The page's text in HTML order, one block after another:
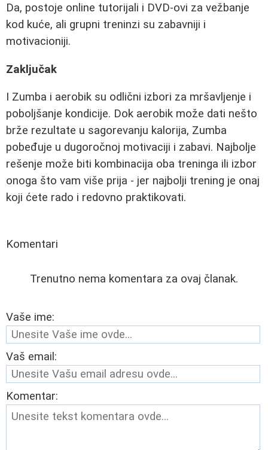
Da, postoje online tutorijali i DVD-ovi za vežbanje
kod kuće, ali grupni treninzi su zabavniji i
motivacioniji.
Zaključak
I Zumba i aerobik su odlični izbori za mršavljenje i
poboljšanje kondicije. Dok aerobik može dati nešto
brže rezultate u sagorevanju kalorija, Zumba
pobeđuje u dugoročnoj motivaciji i zabavi. Najbolje
rešenje može biti kombinacija oba treninga ili izbor
onoga što vam više prija - jer najbolji trening je onaj
koji ćete rado i redovno praktikovati.
Komentari
Trenutno nema komentara za ovaj članak.
Vaše ime:
Vaš email:
Komentar: